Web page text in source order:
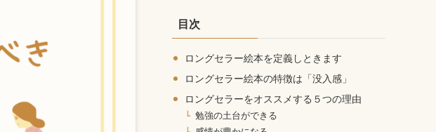
ブ目次
ロングセラー絵本を定義しときます
ロングセラー絵本の特徴は「没入感」
ロングセラーをオススメする５つの理由
勉強の土台ができる